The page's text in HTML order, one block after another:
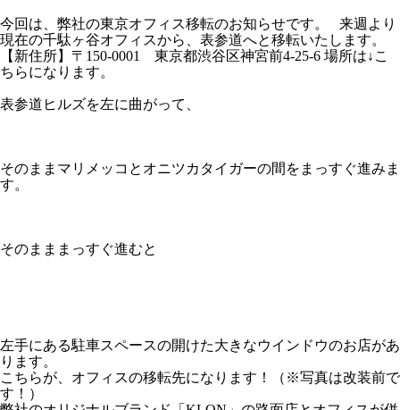
今回は、弊社の東京オフィス移転のお知らせです。 来週より
現在の千駄ヶ谷オフィスから、表参道へと移転いたします。
【新住所】〒150-0001 東京都渋谷区神宮前4-25-6 場所は↓こ
ちらになります。
表参道ヒルズを左に曲がって、
そのままマリメッコとオニツカタイガーの間をまっすぐ進みま
す。
そのまままっすぐ進むと
左手にある駐車スペースの開けた大きなウインドウのお店があ
ります。
こちらが、オフィスの移転先になります！（※写真は改装前で
す！）